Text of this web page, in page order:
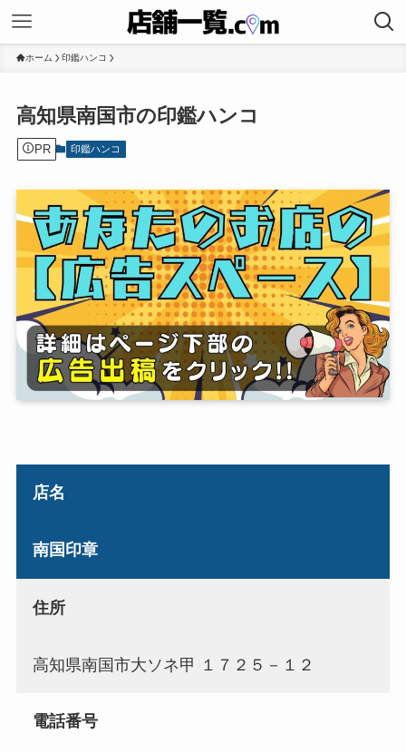
ホーム 印鑑ハンコ
高知県南国市の印鑑ハンコ
PR 印鑑ハンコ
店名
南国印章
住所
高知県南国市大ソネ甲 １７２５－１２
電話番号